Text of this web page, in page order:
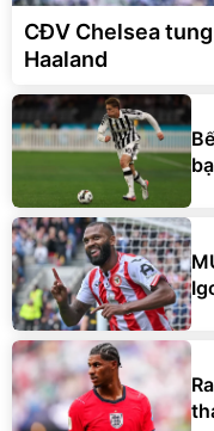
CĐV Chelsea
Haaland